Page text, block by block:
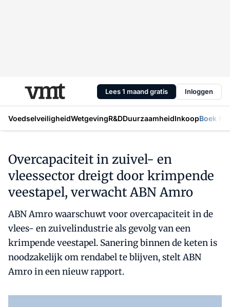
Lees 1 maand gratis Inloggen
VoedselveiligheidWetgevingR&DDuurzaamheidInkoopBoek
Overcapaciteit in zuivel- en
vleessector dreigt door krimpende
veestapel, verwacht ABN Amro
ABN Amro waarschuwt voor overcapaciteit in de
vlees- en zuivelindustrie als gevolg van een
krimpende veestapel. Sanering binnen de keten is
noodzakelijk om rendabel te blijven, stelt ABN
Amro in een nieuw rapport.